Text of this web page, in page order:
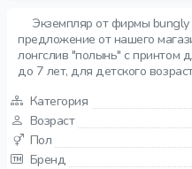
Экземпляр от фирмы
предложение от нашего
лонгслив "полынь" с принтом
до 7 лет, для детского
Категория
Возраст
Пол
Бренд